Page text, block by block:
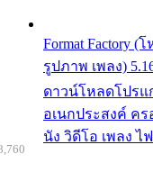
Format Factory (
รูปภาพ เพลง)
ดาวน์โหลดโปรแ
อเนกประสงค์ ค
นัง วิดีโอ เพลง ไ